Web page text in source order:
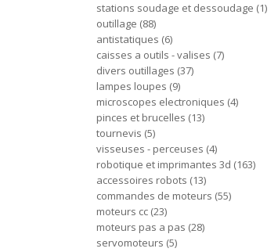
stations soudage et dessoudage 1
outillage 88
antistatiques 6
caisses a outils - valises 7
divers outillages 37
lampes loupes 9
microscopes electroniques 4
pinces et brucelles 13
tournevis 5
visseuses - perceuses 4
robotique et imprimantes 3d 163
accessoires robots 13
commandes de moteurs 55
moteurs cc 23
moteurs pas a pas 28
servomoteurs 5